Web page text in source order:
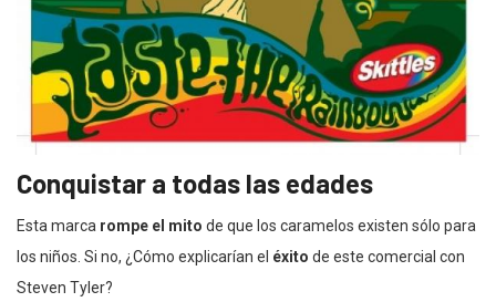
Conquistar a todas las edades
Esta marca rompe el mito de que los caramelos existen sólo para
los niños. Si no, ¿Cómo explicarían el éxito de este comercial con
Steven Tyler?